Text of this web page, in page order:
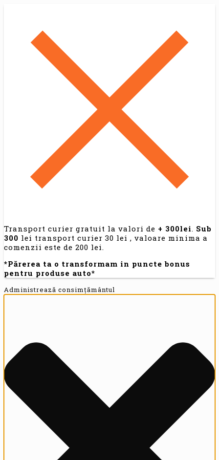
Transport curier gratuit la valori de + 300lei. Sub
300 lei transport curier 30 lei , valoare minima a
comenzii este de 200 lei.
*Părerea ta o transformam in puncte bonus
pentru produse auto*
Administrează consimțământul